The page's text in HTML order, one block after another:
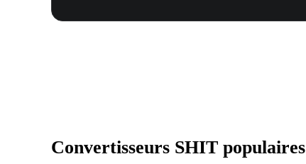
Convertisseurs SHIT populaires